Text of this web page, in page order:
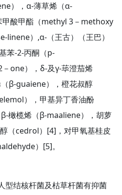
），α-薄草烯（α-
酸甲酯（methyl 3－methoxy
linene）,α-（王古）（王巴）
苯-2-丙酮（p-
one），δ-及γ-荜澄茄烯
β-guaiene），橙花叔醇
），甲基异丁香油酚
橄榄烯（β-maaliene），胡萝
（cedrol）[4]，对甲氧基桂皮
）[5]。
型结核杆菌及枯草杆菌有抑菌